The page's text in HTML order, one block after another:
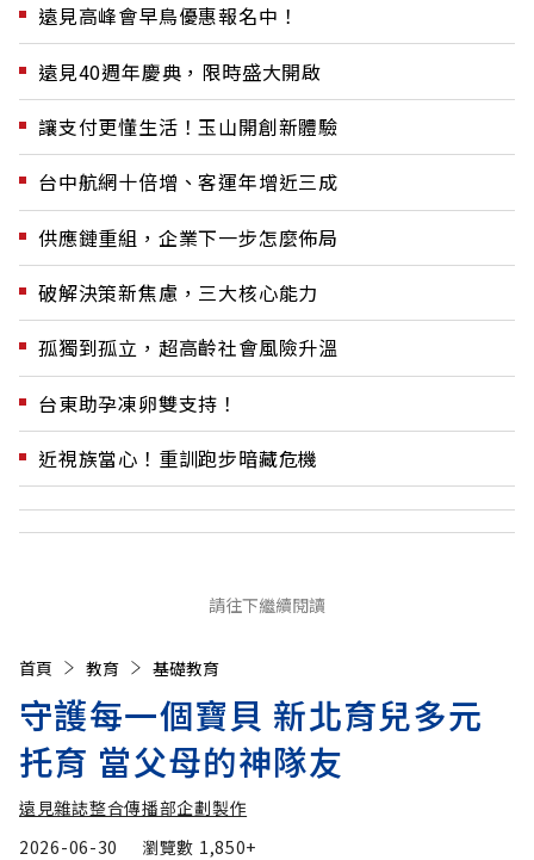
遠見高峰會早鳥優惠報名中！
遠見40週年慶典，限時盛大開啟
讓支付更懂生活！玉山開創新體驗
台中航網十倍增、客運年增近三成
供應鏈重組，企業下一步怎麼佈局
破解決策新焦慮，三大核心能力
孤獨到孤立，超高齡社會風險升溫
台東助孕凍卵雙支持！
近視族當心！重訓跑步暗藏危機
請往下繼續閱讀
首頁 教育 基礎教育
守護每一個寶貝 新北育兒多元
托育 當父母的神隊友
遠見雜誌整合傳播部企劃製作
2026-06-30
瀏覽數 1,850+